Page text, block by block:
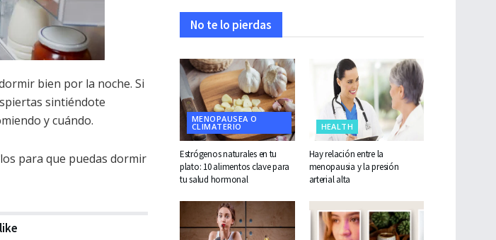
bien por la noche. Si
sintiéndote
y cuándo.
para que puedas dormir
No te lo pierdas
MENOPAUSEA O
CLIMATERIO
Estrógenos naturales en tu
plato: 10 alimentos clave para
tu salud hormonal
HEALTH
Hay relación entre la
menopausia y la presión
arterial alta